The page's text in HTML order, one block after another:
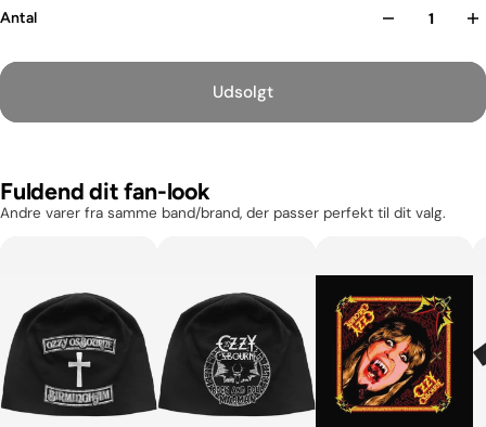
Antal
Udsolgt
Fuldend dit fan-look
Andre varer fra samme band/brand, der passer perfekt til dit valg.